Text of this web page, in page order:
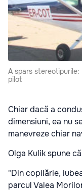
A spars
pilot
Chiar dacă a
dimensiuni, ea nu
manevreze chiar
Olga Kulik spune
"Din copilărie,
parcul Valea